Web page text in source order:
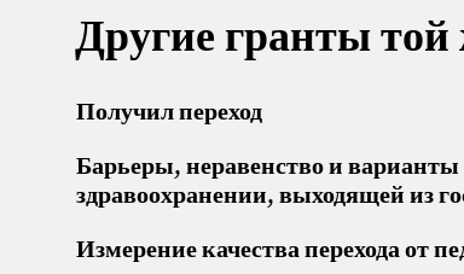
Другие гранты
Получил переход
Барьеры, неравенство и
здравоохранении, выходящей из
Измерение качества перехода от